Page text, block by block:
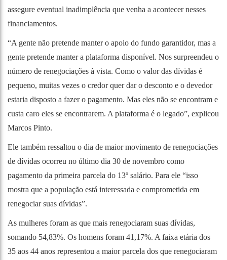
assegure eventual inadimplência que venha a acontecer nesses
financiamentos.
“A gente não pretende manter o apoio do fundo garantidor, mas a
gente pretende manter a plataforma disponível. Nos surpreendeu o
número de renegociações à vista. Como o valor das dívidas é
pequeno, muitas vezes o credor quer dar o desconto e o devedor
estaria disposto a fazer o pagamento. Mas eles não se encontram e
custa caro eles se encontrarem. A plataforma é o legado”, explicou
Marcos Pinto.
Ele também ressaltou o dia de maior movimento de renegociações
de dívidas ocorreu no último dia 30 de novembro como
pagamento da primeira parcela do 13º salário. Para ele “isso
mostra que a população está interessada e comprometida em
renegociar suas dívidas”.
As mulheres foram as que mais renegociaram suas dívidas,
somando 54,83%. Os homens foram 41,17%. A faixa etária dos
35 aos 44 anos representou a maior parcela dos que renegociaram